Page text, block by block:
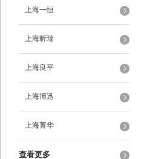
上海一恒
上海昕瑞
上海良平
上海博迅
上海菁华
查看更多